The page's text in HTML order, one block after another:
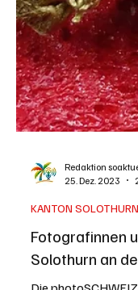
Redaktion
12. Feb. 2024
Anklage gegen
damals